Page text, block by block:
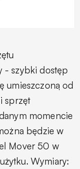
- szybki dostęp
umieszczoną od
sprzęt
momencie
będzie w
Mover 50 w
Wymiary: